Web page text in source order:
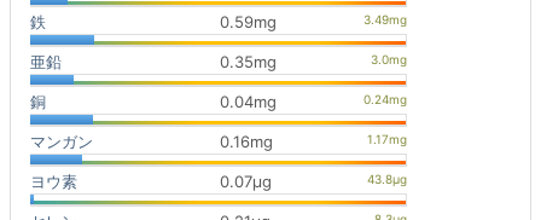
鉄 0.59mg
亜鉛 0.35mg
銅 0.04mg
マンガン 0.16mg
ヨウ素 0.07μg